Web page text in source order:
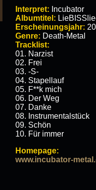
Interpret: Incubator
Albumtitel:
Erscheinungsjahr:
Genre: Death-Metal
Tracklist:
01. Narzist
02. Frei
03. -S-
04. Stapellauf
05. F**k mich
06. Der Weg
07. Danke
08. Instrumentalstück
09. Schön
10. Für immer
Homepage:
www.incubator-